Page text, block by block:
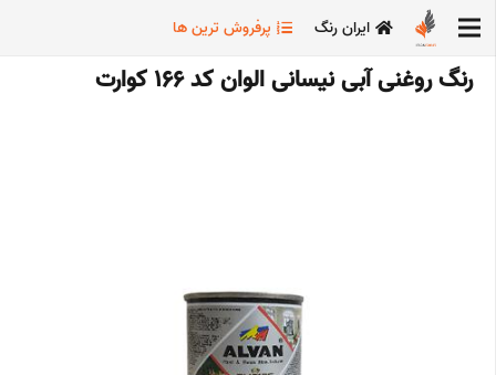
ایران رنگ پرفروش ترین ها
رنگ روغنی آبی نیسانی الوان کد 166 کوارت